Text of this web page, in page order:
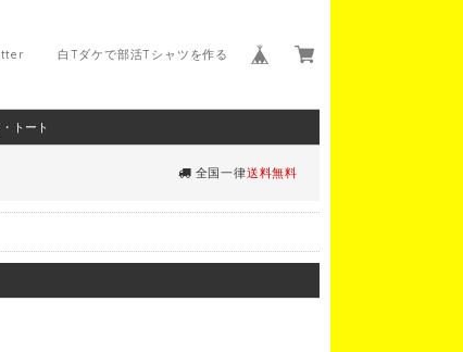
白Tダケで部活Tシャツを作る
トート
全国一律送料無料